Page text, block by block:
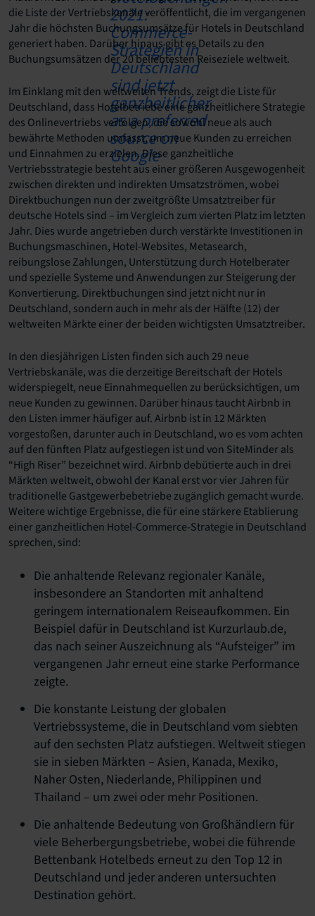
die Liste der Vertriebskanäle veröffentlicht, die im vergangenen
Jahr die höchsten Buchungsumsätze für Hotels in Deutschland
generiert haben. Darüber hinaus gibt es Details zu den
Buchungsumsätzen der 20 beliebtesten Reiseziele weltweit.
Im Einklang mit den weltweiten Trends, zeigt die Liste für
Deutschland, dass Hotelbetriebe eine ganzheitlichere Strategie
des Onlinevertriebs verfolgen, die sowohl neue als auch
bewährte Methoden umfasst, um neue Kunden zu erreichen
und Einnahmen zu erzielen. Diese ganzheitliche
Vertriebsstrategie besteht aus einer größeren Ausgewogenheit
zwischen direkten und indirekten Umsatzströmen, wobei
Direktbuchungen nun der zweitgrößte Umsatztreiber für
deutsche Hotels sind – im Vergleich zum vierten Platz im letzten
Jahr. Dies wurde angetrieben durch verstärkte Investitionen in
Buchungsmaschinen, Hotel-Websites, Metasearch,
reibungslose Zahlungen, Unterstützung durch Hotelberater
und spezielle Systeme und Anwendungen zur Steigerung der
Konvertierung. Direktbuchungen sind jetzt nicht nur in
Deutschland, sondern auch in mehr als der Hälfte (12) der
weltweiten Märkte einer der beiden wichtigsten Umsatztreiber.
In den diesjährigen Listen finden sich auch 29 neue
Vertriebskanäle, was die derzeitige Bereitschaft der Hotels
widerspiegelt, neue Einnahmequellen zu berücksichtigen, um
neue Kunden zu gewinnen. Darüber hinaus taucht Airbnb in
den Listen immer häufiger auf. Airbnb ist in 12 Märkten
vorgestoßen, darunter auch in Deutschland, wo es vom achten
auf den fünften Platz aufgestiegen ist und von SiteMinder als
“High Riser” bezeichnet wird. Airbnb debütierte auch in drei
Märkten weltweit, obwohl der Kanal erst vor vier Jahren für
traditionelle Gastgewerbebetriebe zugänglich gemacht wurde.
Weitere wichtige Ergebnisse, die für eine stärkere Etablierung
einer ganzheitlichen Hotel-Commerce-Strategie in Deutschland
sprechen, sind:
Die anhaltende Relevanz regionaler Kanäle,
insbesondere an Standorten mit anhaltend
geringem internationalem Reiseaufkommen. Ein
Beispiel dafür in Deutschland ist Kurzurlaub.de,
das nach seiner Auszeichnung als “Aufsteiger” im
vergangenen Jahr erneut eine starke Performance
zeigte.
Die konstante Leistung der globalen
Vertriebssysteme, die in Deutschland vom siebten
auf den sechsten Platz aufstiegen. Weltweit stiegen
sie in sieben Märkten – Asien, Kanada, Mexiko,
Naher Osten, Niederlande, Philippinen und
Thailand – um zwei oder mehr Positionen.
Die anhaltende Bedeutung von Großhändlern für
viele Beherbergungsbetriebe, wobei die führende
Bettenbank Hotelbeds erneut zu den Top 12 in
Deutschland und jeder anderen untersuchten
Destination gehört.